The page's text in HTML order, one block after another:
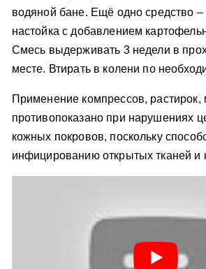
водяной бане. Ещё одно средство –
настойка с добавлением
Смесь выдерживать 3 недели в
месте. Втирать в колени по
Применение компрессов, растирок,
противопоказано при нарушениях
кожных покровов, поскольку
инфицированию открытых тканей и